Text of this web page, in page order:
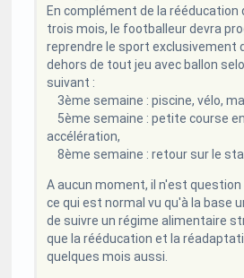
En complément de la rééducation
trois mois, le footballeur devra
reprendre le sport exclusivement
dehors de tout jeu avec ballon
suivant :
3ème semaine : piscine, vélo,
5ème semaine : petite course
accélération,
8ème semaine : retour sur le
A aucun moment, il n'est question
ce qui est normal vu qu'à la base
de suivre un régime alimentaire
que la rééducation et la
quelques mois aussi.